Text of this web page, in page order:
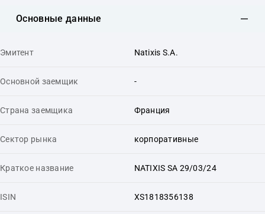
Основные данные
Эмитент Natixis S.A.
Основной заемщик -
Страна заемщика Франция
Сектор рынка корпоративные
Краткое название NATIXIS SA 29/03/24
ISIN XS1818356138